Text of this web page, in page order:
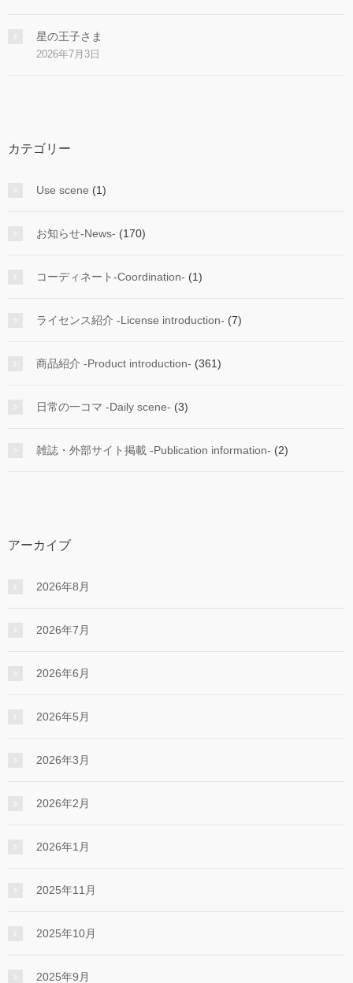
星の王子さま
2026年7月3日
カテゴリー
Use scene (1)
お知らせ-News- (170)
コーディネート-Coordination- (1)
ライセンス紹介 -License introduction- (7)
商品紹介 -Product introduction- (361)
日常の一コマ -Daily scene- (3)
雑誌・外部サイト掲載 -Publication information- (2)
アーカイブ
2026年8月
2026年7月
2026年6月
2026年5月
2026年3月
2026年2月
2026年1月
2025年11月
2025年10月
2025年9月